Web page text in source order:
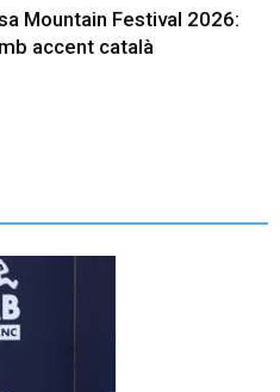
Mountain Festival 2026:
accent català